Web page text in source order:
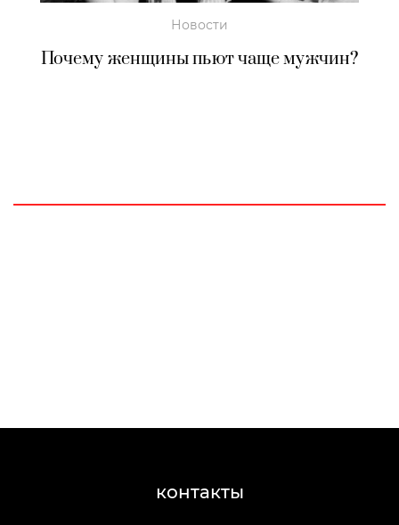
Новости
Почему женщины пьют чаще мужчин?
контакты